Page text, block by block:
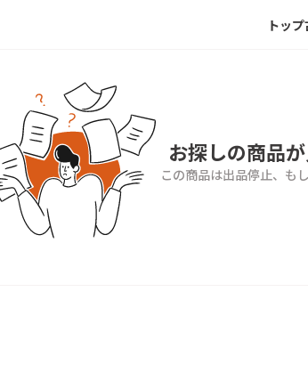
トップ
お探しの商品
この商品は出品停止、も